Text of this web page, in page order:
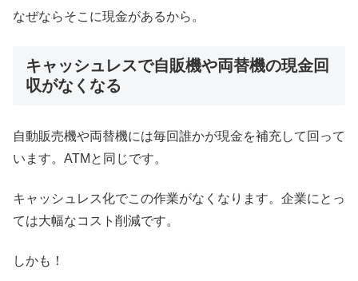
なぜならそこに現金があるから。
キャッシュレスで自販機や両替機の現金回
収がなくなる
自動販売機や両替機には毎回誰かが現金を補充して回って
います。ATMと同じです。
キャッシュレス化でこの作業がなくなります。企業にとっ
ては大幅なコスト削減です。
しかも！